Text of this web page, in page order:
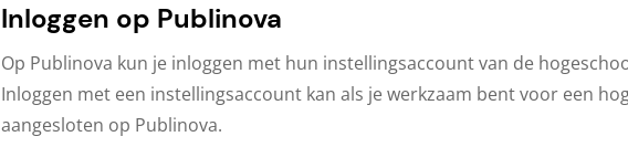
Inloggen op Publinova
Op Publinova kun je inloggen met hun instellingsaccount van de
Inloggen met een instellingsaccount kan als je werkzaam bent voor een
aangesloten op Publinova.